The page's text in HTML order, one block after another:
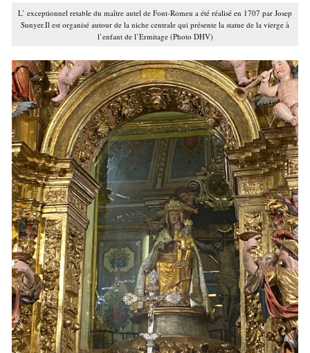
L’ exceptionnel retable du maître autel de Font-Romeu a été réalisé en 1707 par Josep
Sunyer.Il est organisé autour de la niche centrale qui présente la statue de la vierge à
l’enfant de l’Ermitage (Photo DHV)